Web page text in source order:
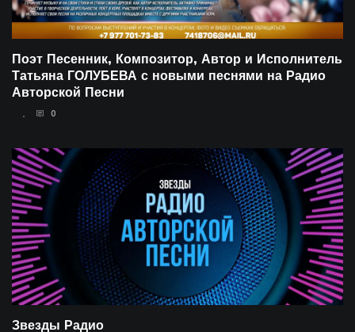
Поэт Песенник, Композитор, Автор и Исполнитель
Татьяна ГОЛУБЕВА с новыми песнями на Радио
Авторской Песни
0
Звезды Радио